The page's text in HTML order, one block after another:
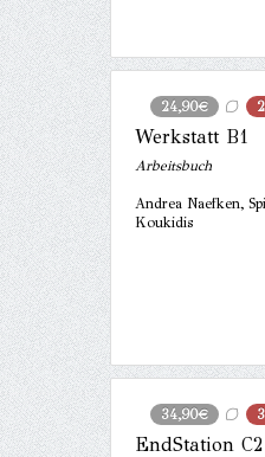
24,90€
Werkstatt B1
Arbeitsbuch
Andrea Naefken,
Koukidis
34,90€
EndStation C2